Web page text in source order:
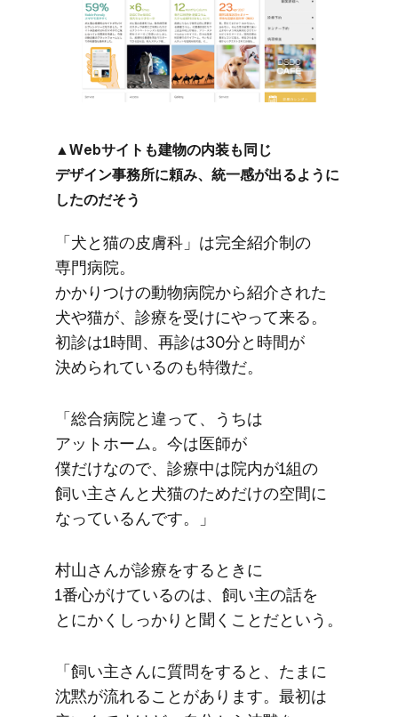
▲Webサイトも​建物の​内装も​同じ​
デザイン事務所に​頼み、​統一感が​出るように​
したのだそう
「犬と​猫の​皮膚科」は​完全紹​介制の​
専門病院。​
かかりつけの​動物病院から​紹介された​
犬や​猫が、​診療を​受けに​やって​来る。​
初診は​1時間、​再診は​30分と​時間が​
決められているのも​特徴だ。
「総合病院と​違って、​うちは​
アットホーム。​今は​医師が​
僕だけなので、​診療中は​院内が​1組の​
飼い​主さんと​犬猫の​ためだけの​空間に​
なっているんです。」
村山さんが​診療を​する​ときに​
1番心がけているのは、​飼い主の​話を​
とにかくしっかりと​聞く​ことだと​いう。
「飼い​主さんに​質問を​すると、​たまに​
沈黙が​流れる​ことがあります。​最初は​